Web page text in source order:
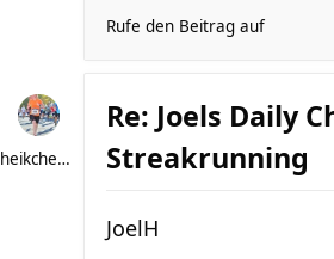
Rufe den Beitrag auf
heikchen007
Re: Joels Daily
Streakrunning
JoelH